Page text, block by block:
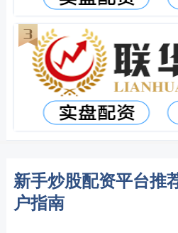
新手炒股配资平台推
户指南